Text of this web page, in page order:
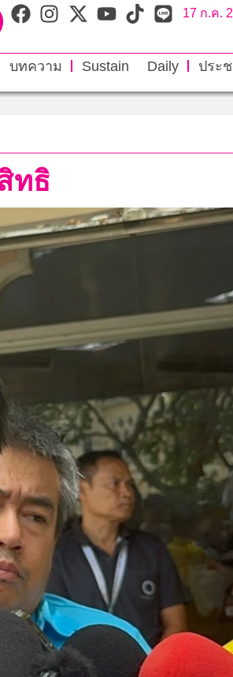
17 ก.ค.
บทความ Sustain Daily ประ
ทธิ